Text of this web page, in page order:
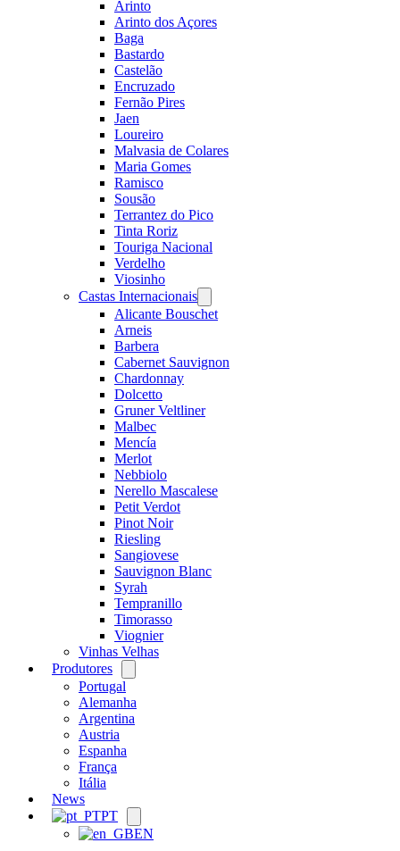
Arinto
Arinto dos Açores
Baga
Bastardo
Castelão
Encruzado
Fernão Pires
Jaen
Loureiro
Malvasia de Colares
Maria Gomes
Ramisco
Sousão
Terrantez do Pico
Tinta Roriz
Touriga Nacional
Verdelho
Viosinho
Castas Internacionais
menu
Alicante Bouschet
Arneis
Barbera
Cabernet Sauvignon
Chardonnay
Dolcetto
Gruner Veltliner
Malbec
Mencía
Merlot
Nebbiolo
Nerello Mascalese
Petit Verdot
Pinot Noir
Riesling
Sangiovese
Sauvignon Blanc
Syrah
Tempranillo
Timorasso
Viognier
Vinhas Velhas
Produtores
menu
Portugal
Alemanha
Argentina
Austria
Espanha
França
Itália
News
PT
menu
EN